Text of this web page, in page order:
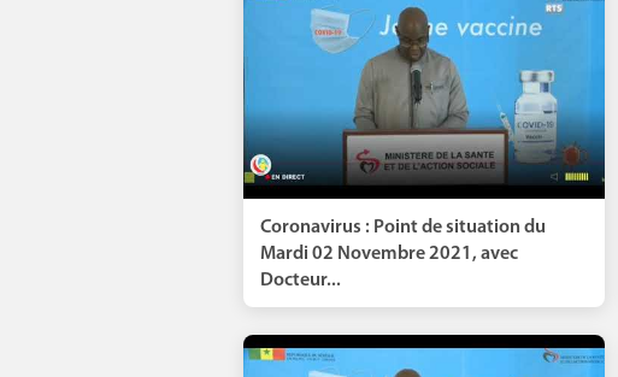
Coronavirus : Point de situation du
Mardi 02 Novembre 2021, avec
Docteur...